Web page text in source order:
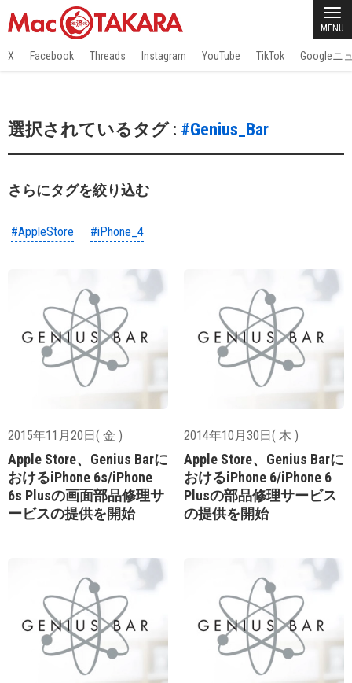
MENU
X Facebook Threads Instagram YouTube TikTok Googleニ
選択されているタグ : #Genius_Bar
さらにタグを絞り込む
#AppleStore #iPhone_4
2015年11月20日( 金 )
Apple Store、Genius Barに
おけるiPhone 6s/iPhone
6s Plusの画面部品修理サ
ービスの提供を開始
2014年10月30日( 木 )
Apple Store、Genius Barに
おけるiPhone 6/iPhone 6
Plusの部品修理サービス
の提供を開始